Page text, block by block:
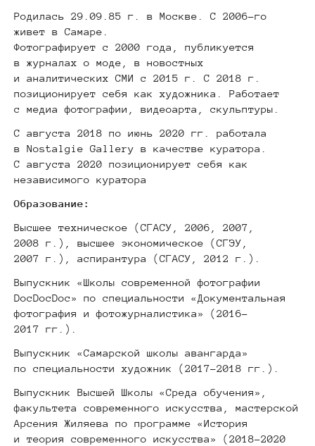
Родилась 29.09.85 г. в Москве. С 2006-го
живет в Самаре.
Фотографирует с 2000 года, публикуется
в журналах о моде, в новостных
и аналитических СМИ с 2015 г. С 2018 г.
позиционирует себя как художника. Работает
с медиа фотографии, видеоарта, скульптуры.
С августа 2018 по июнь 2020 гг. работала
в Nostalgie Gallery в качестве куратора.
С августа 2020 позиционирует себя как
независимого куратора
Образование:
Высшее техническое (СГАСУ, 2006, 2007,
2008 г.), высшее экономическое (СГЭУ,
2007 г.), аспирантура (СГАСУ, 2012 г.).
Выпускник «Школы современной фотографии
DocDocDoc» по специальности «Документальная
фотография и фотожурналистика» (2016–
2017 гг.).
Выпускник «Самарской школы авангарда»
по специальности художник (2017–2018 гг.).
Выпускник Высшей Школы «Среда обучения»,
факультета современного искусства, мастерской
Арсения Жиляева по программе «История
и теория современного искусства» (2018–2020